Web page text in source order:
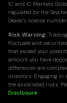
IC and IC Markets
regulated by the
Dealer's license
Risk Warning:
fluctuate and
that exceed your
amount you have
differences are
investors. Engaging
the associated risks.
Disclosure.